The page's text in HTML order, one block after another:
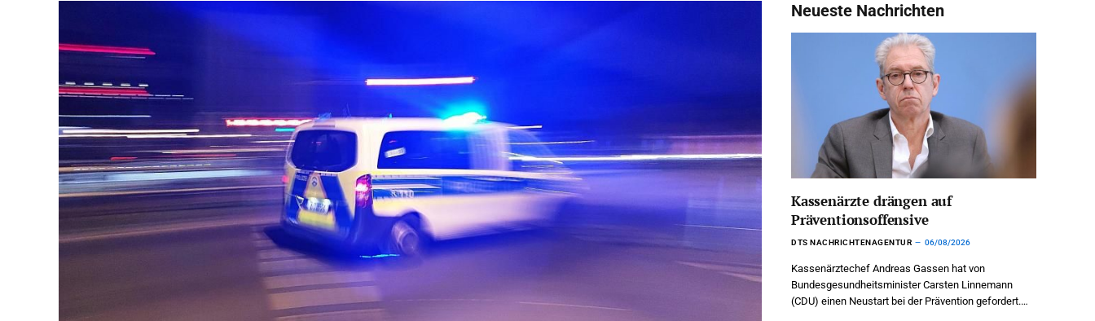
Neueste Nachrichten
Kassenärzte drängen auf
Präventionsoffensive
DTS NACHRICHTENAGENTUR 06/08/2026
Kassenärztechef Andreas Gassen hat von
Bundesgesundheitsminister Carsten Linnemann
(CDU) einen Neustart bei der Prävention gefordert.…